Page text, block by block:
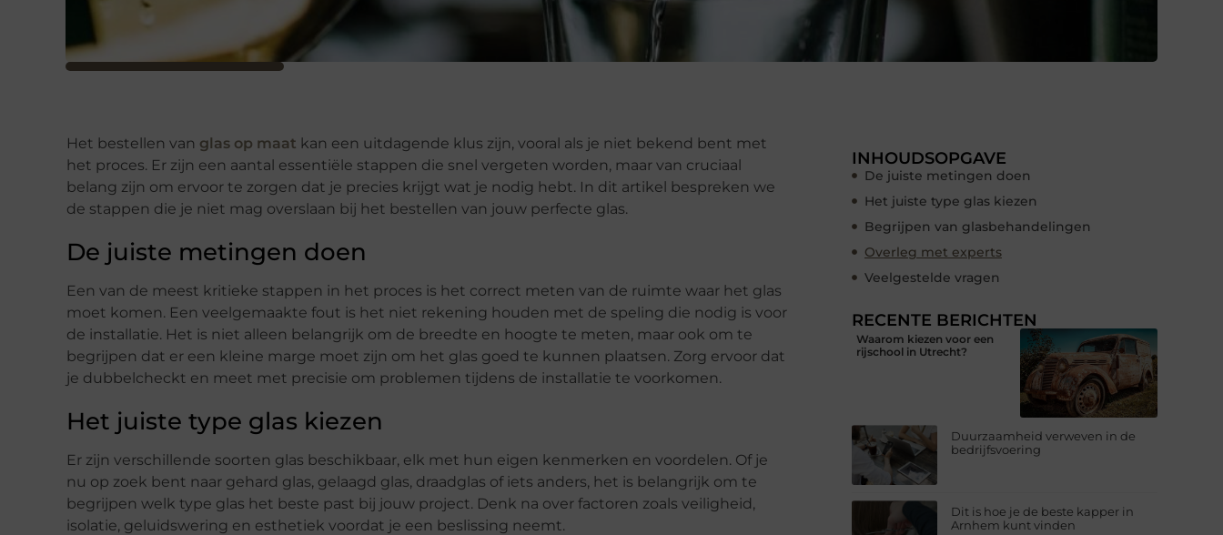
Het bestellen van glas op maat kan een uitdagende klus zijn, vooral als je niet bekend bent met
het proces. Er zijn een aantal essentiële stappen die snel vergeten worden, maar van cruciaal
belang zijn om ervoor te zorgen dat je precies krijgt wat je nodig hebt. In dit artikel bespreken we
de stappen die je niet mag overslaan bij het bestellen van jouw perfecte glas.
De juiste metingen doen
Een van de meest kritieke stappen in het proces is het correct meten van de ruimte waar het glas
moet komen. Een veelgemaakte fout is het niet rekening houden met de speling die nodig is voor
de installatie. Het is niet alleen belangrijk om de breedte en hoogte te meten, maar ook om te
begrijpen dat er een kleine marge moet zijn om het glas goed te kunnen plaatsen. Zorg ervoor dat
je dubbelcheckt en meet met precisie om problemen tijdens de installatie te voorkomen.
Het juiste type glas kiezen
Er zijn verschillende soorten glas beschikbaar, elk met hun eigen kenmerken en voordelen. Of je
nu op zoek bent naar gehard glas, gelaagd glas, draadglas of iets anders, het is belangrijk om te
begrijpen welk type glas het beste past bij jouw project. Denk na over factoren zoals veiligheid,
isolatie, geluidswering en esthetiek voordat je een beslissing neemt.
INHOUDSOPGAVE
De juiste metingen doen
Het juiste type glas kiezen
Begrijpen van glasbehandelingen
Overleg met experts
Veelgestelde vragen
RECENTE BERICHTEN
Waarom kiezen voor een
rijschool in Utrecht?
Duurzaamheid verweven in de
bedrijfsvoering
Dit is hoe je de beste kapper in
Arnhem kunt vinden